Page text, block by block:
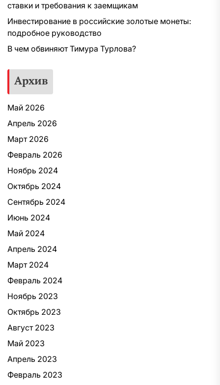
ставки и требования к заемщикам
Инвестирование в российские золотые монеты:
подробное руководство
В чем обвиняют Тимура Турлова?
Архив
Май 2026
Апрель 2026
Март 2026
Февраль 2026
Ноябрь 2024
Октябрь 2024
Сентябрь 2024
Июнь 2024
Май 2024
Апрель 2024
Март 2024
Февраль 2024
Ноябрь 2023
Октябрь 2023
Август 2023
Май 2023
Апрель 2023
Февраль 2023